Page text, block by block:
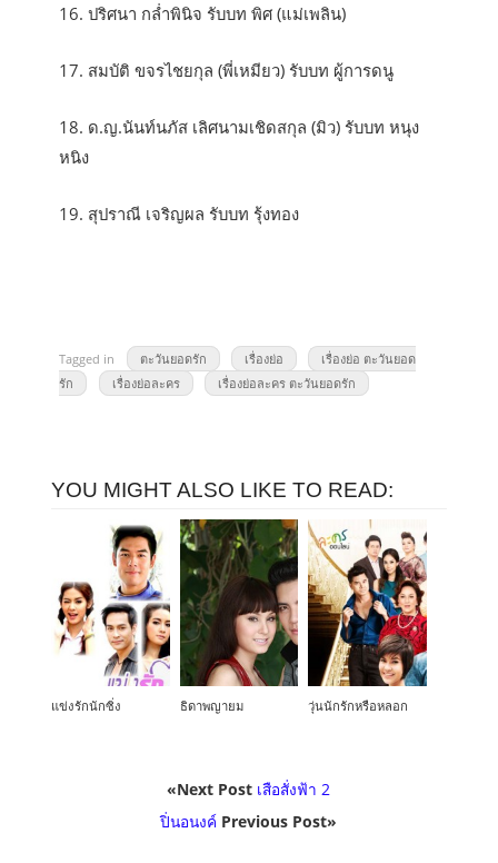
16. ปริศนา กล่ำพินิจ รับบท พิศ (แม่เพลิน)
17. สมบัติ ขจรไชยกุล (พี่เหมียว) รับบท ผู้การดนู
18. ด.ญ.นันท์นภัส เลิศนามเชิดสกุล (มิว) รับบท หนุง
หนิง
19. สุปราณี เจริญผล รับบท รุ้งทอง
Tagged in ตะวันยอดรัก เรื่องย่อ
เรื่องย่อ ตะวันยอด
รัก
เรื่องย่อละคร เรื่องย่อละคร ตะวันยอดรัก
YOU MIGHT ALSO LIKE TO READ:
แข่งรักนักซิ่ง ธิดาพญายม วุ่นนักรักหรือหลอก
«Next Post เสือสั่งฟ้า 2
ปิ่นอนงค์ Previous Post»